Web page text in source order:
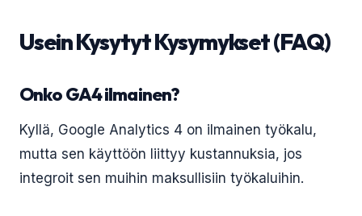
Usein Kysytyt Kysymykset (FAQ)
Onko GA4 ilmainen?
Kyllä, Google Analytics 4 on ilmainen työkalu,
mutta sen käyttöön liittyy kustannuksia, jos
integroit sen muihin maksullisiin työkaluihin.